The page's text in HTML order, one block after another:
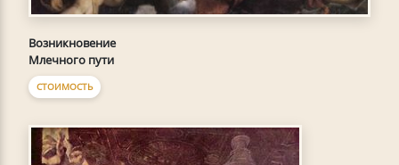
Возникновение
Млечного пути
СТОИМОСТЬ